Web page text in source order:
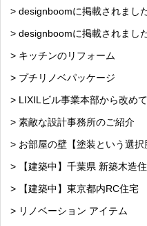
> designboomに掲載されまし
> designboomに掲載されました
> キッチンのリフォーム
> プチリノベパッケージ
> LIXILビル事業本部から改め
> 素敵な設計事務所のご紹介
> お部屋の壁【塗装という選択
> 【建築中】千葉県 新築木造
> 【建築中】東京都内RC住宅
> リノベーション アイテム